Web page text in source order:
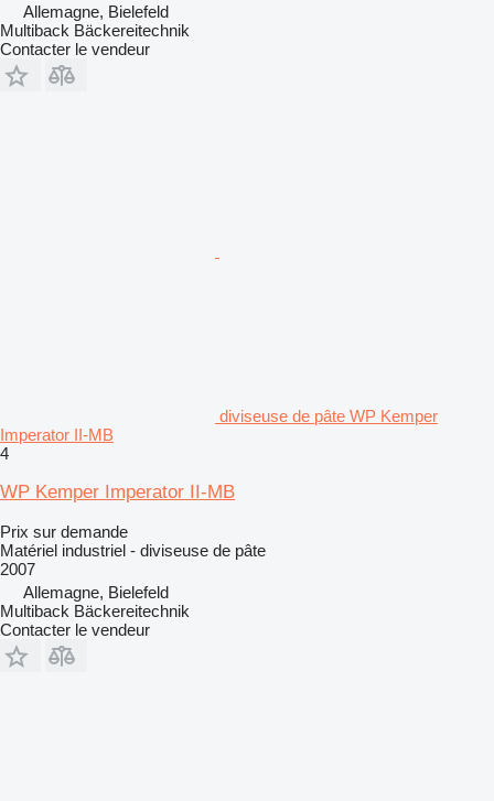
Allemagne, Bielefeld
Multiback Bäckereitechnik
Contacter le vendeur
diviseuse de pâte WP Kemper
Imperator II-MB
4
WP Kemper Imperator II-MB
Prix sur demande
Matériel industriel - diviseuse de pâte
2007
Allemagne, Bielefeld
Multiback Bäckereitechnik
Contacter le vendeur